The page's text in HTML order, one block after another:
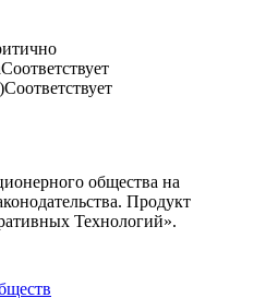
Соответствует
Соответствует
общества на
Продукт
Технологий».